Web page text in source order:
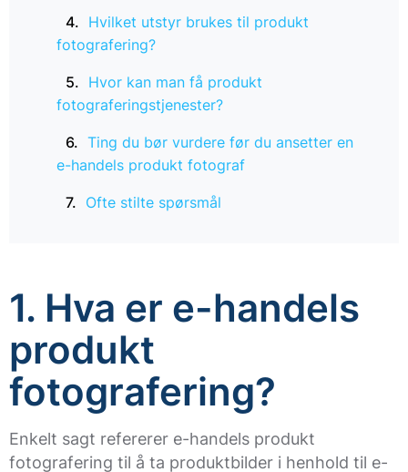
Hvilket utstyr brukes til produkt
fotografering?
Hvor kan man få produkt
fotograferingstjenester?
Ting du bør vurdere før du ansetter en
e-handels produkt fotograf
Ofte stilte spørsmål
1. Hva er e-handels
produkt
fotografering?
Enkelt sagt refererer e-handels produkt
fotografering til å ta produktbilder i henhold til e-